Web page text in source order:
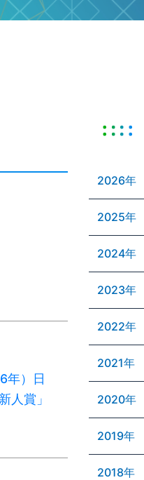
年）日
人賞」
2026年
2025年
2024年
2023年
2022年
2021年
2020年
2019年
2018年